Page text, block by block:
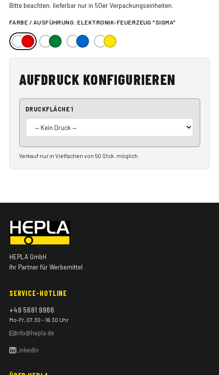
Bitte beachten: lieferbar nur in 50er Verpackungseinheiten.
FARBE / AUSFÜHRUNG:ELEKTRONIK-FEUERZEUG "SIGMA"
AUFDRUCK KONFIGURIEREN
DRUCKFLÄCHE 1
Verkauf nur in Vielfachen von 50 Stck. möglich
HEPLA GmbH
Ihr Partner für Werbemittel
SERVICE-HOTLINE
+49 5681 9966
Mo–Fr, 07:30 – 16:30 Uhr
info@hepla.de
LinkedIn